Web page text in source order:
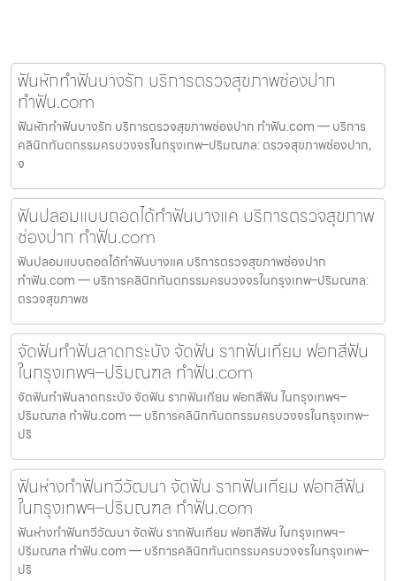
ฟันหักทำฟันบางรัก บริการตรวจสุขภาพช่องปาก
ทำฟัน.com
ฟันหักทำฟันบางรัก บริการตรวจสุขภาพช่องปาก ทำฟัน.com — บริการ
คลินิกทันตกรรมครบวงจรในกรุงเทพ–ปริมณฑล: ตรวจสุขภาพช่องปาก,
จ
ฟันปลอมแบบถอดได้ทำฟันบางแค บริการตรวจสุขภาพ
ช่องปาก ทำฟัน.com
ฟันปลอมแบบถอดได้ทำฟันบางแค บริการตรวจสุขภาพช่องปาก
ทำฟัน.com — บริการคลินิกทันตกรรมครบวงจรในกรุงเทพ–ปริมณฑล:
ตรวจสุขภาพช
จัดฟันทำฟันลาดกระบัง จัดฟัน รากฟันเทียม ฟอกสีฟัน
ในกรุงเทพฯ–ปริมณฑล ทำฟัน.com
จัดฟันทำฟันลาดกระบัง จัดฟัน รากฟันเทียม ฟอกสีฟัน ในกรุงเทพฯ–
ปริมณฑล ทำฟัน.com — บริการคลินิกทันตกรรมครบวงจรในกรุงเทพ–
ปริ
ฟันห่างทำฟันทวีวัฒนา จัดฟัน รากฟันเทียม ฟอกสีฟัน
ในกรุงเทพฯ–ปริมณฑล ทำฟัน.com
ฟันห่างทำฟันทวีวัฒนา จัดฟัน รากฟันเทียม ฟอกสีฟัน ในกรุงเทพฯ–
ปริมณฑล ทำฟัน.com — บริการคลินิกทันตกรรมครบวงจรในกรุงเทพ–
ปริ